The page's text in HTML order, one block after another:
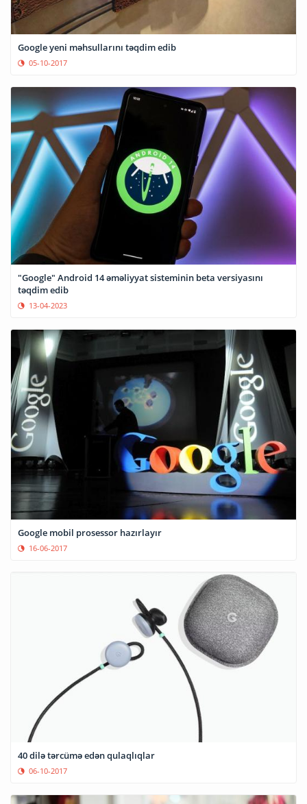
Google yeni məhsullarını təqdim edib
05-10-2017
"Google" Android 14 əməliyyat sisteminin beta versiyasını
təqdim edib
13-04-2023
Google mobil prosessor hazırlayır
16-06-2017
40 dilə tərcümə edən qulaqlıqlar
06-10-2017